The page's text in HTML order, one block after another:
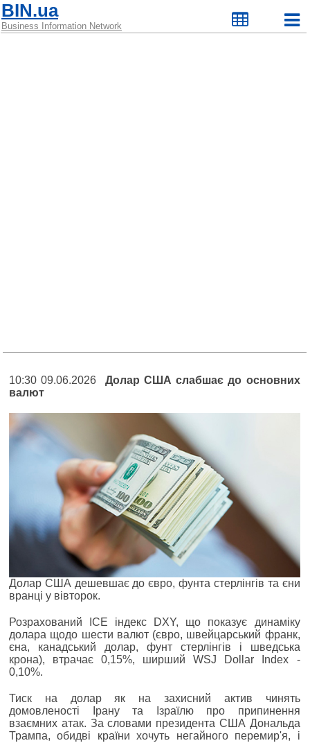
BIN.ua
Business Information Network
10:30 09.06.2026 Долар США слабшає до основних
валют
Долар США дешевшає до євро, фунта стерлінгів та єни
вранці у вівторок.
Розрахований ICE індекс DXY, що показує динаміку
долара щодо шести валют (євро, швейцарський франк,
єна, канадський долар, фунт стерлінгів і шведська
крона), втрачає 0,15%, ширший WSJ Dollar Index -
0,10%.
Тиск на долар як на захисний актив чинять
домовленості Ірану та Ізраїлю про припинення
взаємних атак. За словами президента США Дональда
Трампа, обидві країни хочуть негайного перемир'я, і